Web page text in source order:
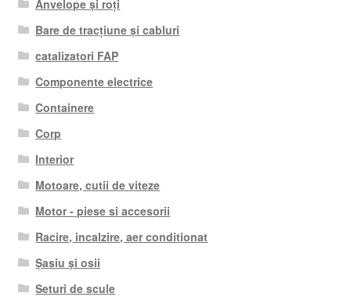
Anvelope și roți
Bare de tracțiune și cabluri
catalizatori FAP
Componente electrice
Containere
Corp
Interior
Motoare, cutii de viteze
Motor - piese si accesorii
Racire, incalzire, aer conditionat
Șasiu și osii
Seturi de scule